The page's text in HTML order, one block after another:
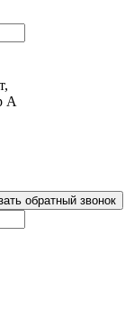
А
обратный звонок